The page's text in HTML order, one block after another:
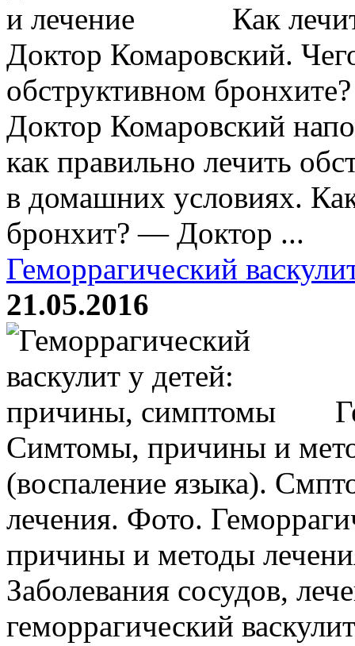
Как
Доктор Комаровский.
обструктивном
Доктор Комаровский
как правильно лечить
в домашних условиях.
бронхит? — Доктор ...
Геморрагический
21.05.2016
Симтомы, причины и
(воспаление языка).
лечения. Фото.
причины и методы
Заболевания сосудов,
геморрагический